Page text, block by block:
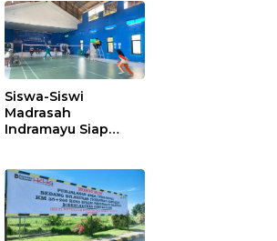
Siswa-Siswi
Madrasah
Indramayu Siap
Provinsi 2026